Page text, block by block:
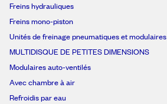
Freins hydrauliques
Freins mono-piston
Unités de freinage pneumatiques et modulaires
MULTIDISQUE DE PETITES DIMENSIONS
Modulaires auto-ventilés
Avec chambre à air
Refroidis par eau